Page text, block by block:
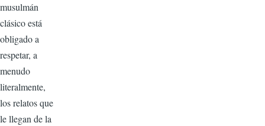
musulmán
clásico está
obligado a
respetar, a
menudo
literalmente,
los relatos que
le llegan de la